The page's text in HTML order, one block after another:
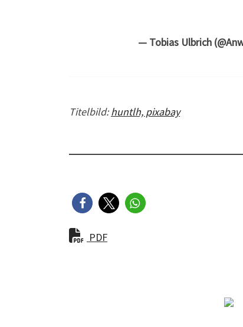
— Tobias Ulbrich
Titelbild:huntlh, pixabay
PDF